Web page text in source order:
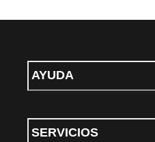
AYUDA
SERVICIOS